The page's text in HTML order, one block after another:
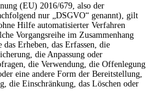
(EU) 2016/679, also der
nur „DSGVO“ genannt), gilt
Hilfe automatisierter Verfahren
Vorgangsreihe im Zusammenhang
Erheben, das Erfassen, die
die Anpassung oder
die Verwendung, die Offenlegung
eine andere Form der Bereitstellung,
die Einschränkung, das Löschen oder